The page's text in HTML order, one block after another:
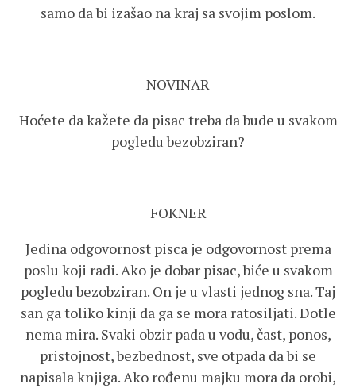
samo da bi izašao na kraj sa svojim poslom.
NOVINAR
Hoćete da kažete da pisac treba da bude u svakom
pogledu bezobziran?
FOKNER
Jedina odgovornost pisca je odgovornost prema
poslu koji radi. Ako je dobar pisac, biće u svakom
pogledu bezobziran. On je u vlasti jednog sna. Taj
san ga toliko kinji da ga se mora ratosiljati. Dotle
nema mira. Svaki obzir pada u vodu, čast, ponos,
pristojnost, bezbednost, sve otpada da bi se
napisala knjiga. Ako rođenu majku mora da orobi,